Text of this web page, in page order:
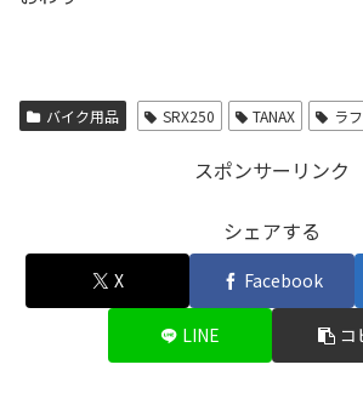
バイク用品 SRX250 TANAX ラ
スポンサーリンク
シェアする
X Facebook
LINE コ